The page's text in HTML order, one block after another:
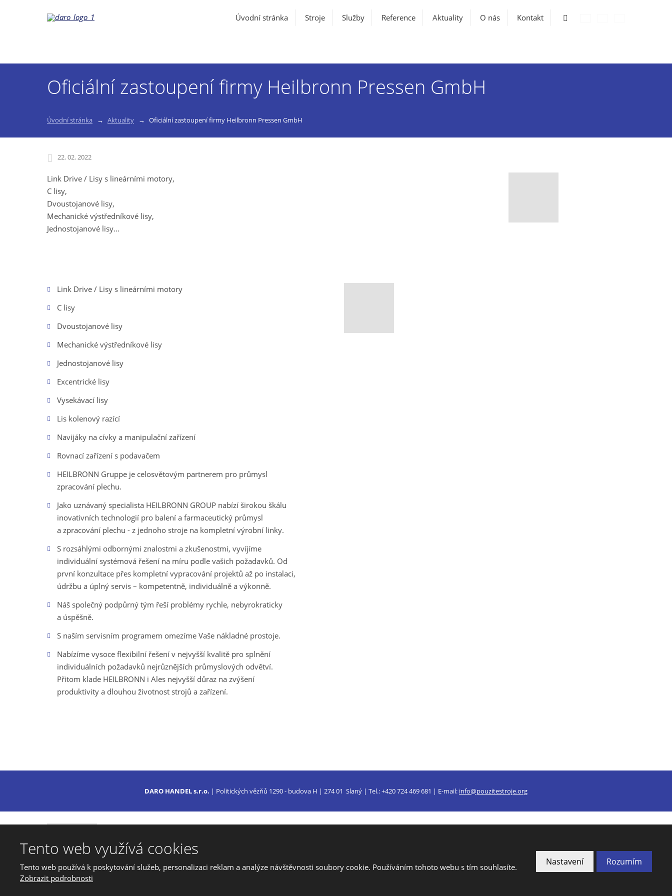
Úvodní stránka Stroje Služby Reference Aktuality O nás Kontakt
Oficiální zastoupení firmy Heilbronn Pressen GmbH
Úvodní stránka Aktuality Oficiální zastoupení firmy Heilbronn Pressen GmbH
22. 02. 2022
Link Drive / Lisy s lineárními motory,
C lisy,
Dvoustojanové lisy,
Mechanické výstředníkové lisy,
Jednostojanové lisy...
Link Drive / Lisy s lineárními motory
C lisy
Dvoustojanové lisy
Mechanické výstředníkové lisy
Jednostojanové lisy
Excentrické lisy
Vysekávací lisy
Lis kolenový razící
Navijáky na cívky a manipulační zařízení
Rovnací zařízení s podavačem
HEILBRONN Gruppe je celosvětovým partnerem pro průmysl
zpracování plechu.
Jako uznávaný specialista HEILBRONN GROUP nabízí širokou škálu
inovativních technologií pro balení a farmaceutický průmysl
a zpracování plechu - z jednoho stroje na kompletní výrobní linky.
S rozsáhlými odbornými znalostmi a zkušenostmi, vyvíjíme
individuální systémová řešení na míru podle vašich požadavků. Od
první konzultace přes kompletní vypracování projektů až po instalaci,
údržbu a úplný servis – kompetentně, individuálně a výkonně.
Náš společný podpůrný tým řeší problémy rychle, nebyrokraticky
a úspěšně.
S naším servisním programem omezíme Vaše nákladné prostoje.
Nabízíme vysoce flexibilní řešení v nejvyšší kvalitě pro splnění
individuálních požadavků nejrůznějších průmyslových odvětví.
Přitom klade HEILBRONN i Ales nejvyšší důraz na zvýšení
produktivity a dlouhou životnost strojů a zařízení.
DARO HANDEL s.r.o. | Politických vězňů 1290 - budova H | 274 01 Slaný | Tel.: +420 724 469 681 | E-mail: info@pouzitestroje.org
© 2026, DARO HANDEL, s.r.o., vytvořila eBRÁNA s.r.o.
Mapa stránek|Podmínky použití
Tento web využívá cookies
Tento web používá k poskytování služeb, personalizaci reklam a analýze návštěvnosti soubory cookie. Používáním tohoto webu s tím souhlasíte.
Zobrazit podrobnosti
Nastavení Rozumím